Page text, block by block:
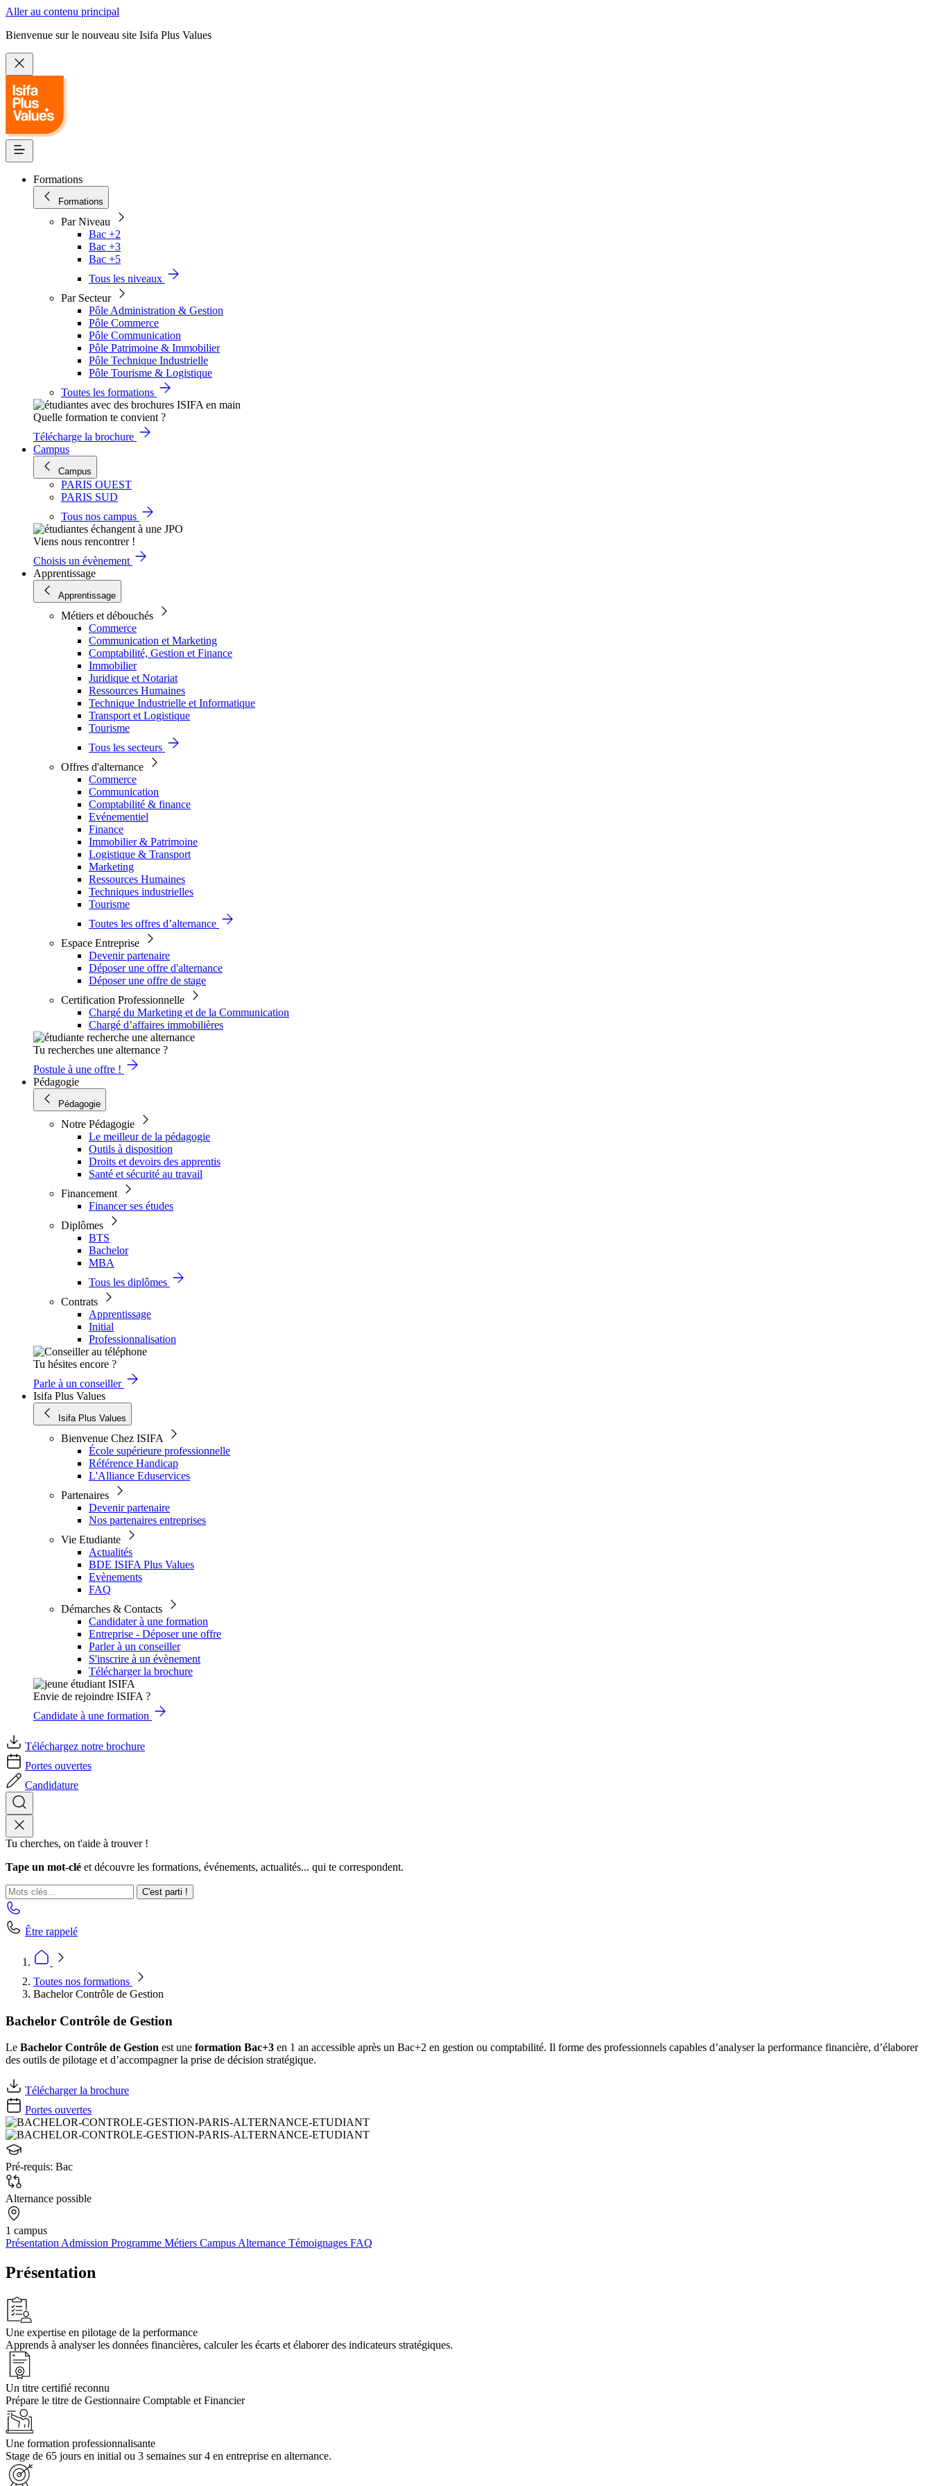
Aller au contenu principal
Bienvenue sur le nouveau site Isifa Plus Values
Formations
Formations
Par Niveau
Bac +2
Bac +3
Bac +5
Tous les niveaux
Par Secteur
Pôle Administration & Gestion
Pôle Commerce
Pôle Communication
Pôle Patrimoine & Immobilier
Pôle Technique Industrielle
Pôle Tourisme & Logistique
Toutes les formations
Quelle formation te convient ?
Télécharge la brochure
Campus
Campus
PARIS OUEST
PARIS SUD
Tous nos campus
Viens nous rencontrer !
Choisis un évènement
Apprentissage
Apprentissage
Métiers et débouchés
Commerce
Communication et Marketing
Comptabilité, Gestion et Finance
Immobilier
Juridique et Notariat
Ressources Humaines
Technique Industrielle et Informatique
Transport et Logistique
Tourisme
Tous les secteurs
Offres d'alternance
Commerce
Communication
Comptabilité & finance
Evénementiel
Finance
Immobilier & Patrimoine
Logistique & Transport
Marketing
Ressources Humaines
Techniques industrielles
Tourisme
Toutes les offres d’alternance
Espace Entreprise
Devenir partenaire
Déposer une offre d'alternance
Déposer une offre de stage
Certification Professionnelle
Chargé du Marketing et de la Communication
Chargé d’affaires immobilières
Tu recherches une alternance ?
Postule à une offre !
Pédagogie
Pédagogie
Notre Pédagogie
Le meilleur de la pédagogie
Outils à disposition
Droits et devoirs des apprentis
Santé et sécurité au travail
Financement
Financer ses études
Diplômes
BTS
Bachelor
MBA
Tous les diplômes
Contrats
Apprentissage
Initial
Professionnalisation
Tu hésites encore ?
Parle à un conseiller
Isifa Plus Values
Isifa Plus Values
Bienvenue Chez ISIFA
École supérieure professionnelle
Référence Handicap
L'Alliance Eduservices
Partenaires
Devenir partenaire
Nos partenaires entreprises
Vie Etudiante
Actualités
BDE ISIFA Plus Values
Evènements
FAQ
Démarches & Contacts
Candidater à une formation
Entreprise - Déposer une offre
Parler à un conseiller
S'inscrire à un évènement
Télécharger la brochure
Envie de rejoindre ISIFA ?
Candidate à une formation
Téléchargez notre brochure
Portes ouvertes
Candidature
Tu cherches, on t'aide à trouver !
Tape un mot-clé et découvre les formations, événements, actualités... qui te correspondent.
C'est parti !
Être rappelé
Toutes nos formations
Bachelor Contrôle de Gestion
Bachelor Contrôle de Gestion
Le Bachelor Contrôle de Gestion est une formation Bac+3 en 1 an accessible après un Bac+2 en gestion ou comptabilité. Il forme des professionnels capables d’analyser la performance financière, d’élaborer
des outils de pilotage et d’accompagner la prise de décision stratégique.
Télécharger la brochure
Portes ouvertes
Pré-requis: Bac
Alternance possible
1 campus
PrésentationAdmission Programme Métiers CampusAlternance Témoignages FAQ
Présentation
Une expertise en pilotage de la performance
Apprends à analyser les données financières, calculer les écarts et élaborer des indicateurs stratégiques.
Un titre certifié reconnu
Prépare le titre de Gestionnaire Comptable et Financier
Une formation professionnalisante
Stage de 65 jours en initial ou 3 semaines sur 4 en entreprise en alternance.